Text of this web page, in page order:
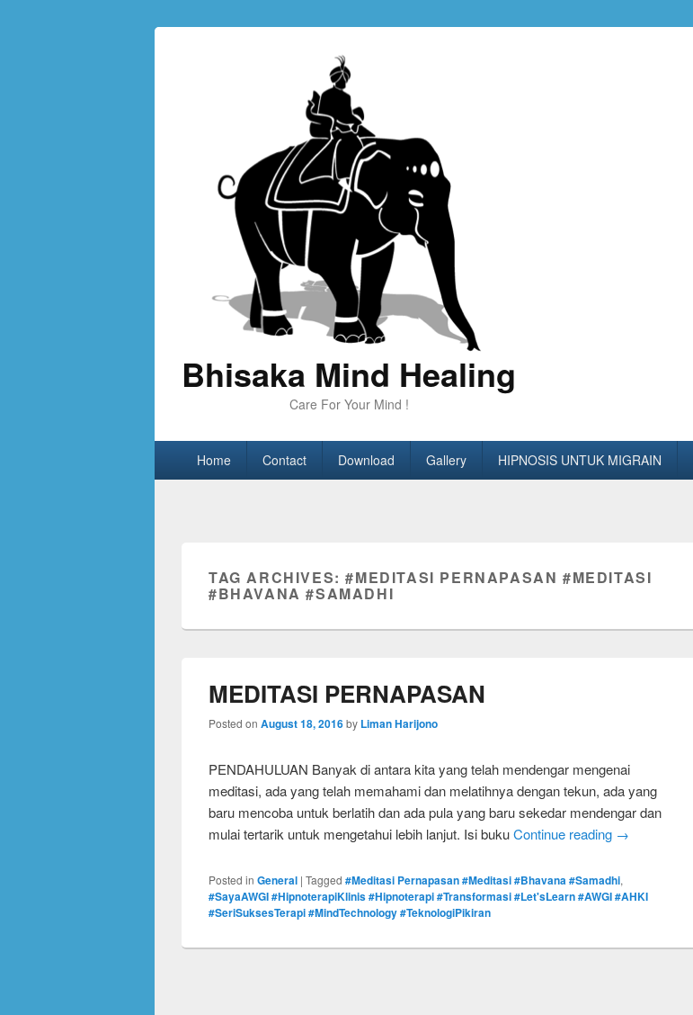
Bhisaka Mind Healing
Care For Your Mind !
Skip
SkipHome Contact Download Gallery HIPNOSIS UNTUK MIGRAIN
TAG ARCHIVES:#MEDITASI PERNAPASAN #MEDITASI
#BHAVANA #SAMADHI
MEDITASI PERNAPASAN
Posted on August 18, 2016by Liman Harijono
PENDAHULUAN Banyak di antara kita yang telah mendengar mengenai
meditasi, ada yang telah memahami dan melatihnya dengan tekun, ada yang
baru mencoba untuk berlatih dan ada pula yang baru sekedar mendengar dan
mulai tertarik untuk mengetahui lebih lanjut. Isi bukuContinue reading →
Posted in General | Tagged #Meditasi Pernapasan #Meditasi #Bhavana #Samadhi,
#SayaAWGI #HipnoterapiKlinis #Hipnoterapi #Transformasi #Let'sLearn #AWGI #AHKI
#SeriSuksesTerapi #MindTechnology #TeknologiPikiran